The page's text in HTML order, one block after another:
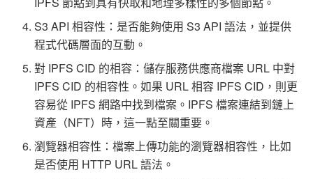
S3 API 相容性：是否能夠使用 S3 API 語法，並提供
程式代碼層面的互動。
對 IPFS CID 的相容：儲存服務供應商檔案 URL 中對
IPFS CID 的相容性。如果 URL 相容 IPFS CID，則更
容易從 IPFS 網路中找到檔案。IPFS 檔案連結到鏈上
資產（NFT）時，這一點至關重要。
瀏覽器相容性：檔案上傳功能的瀏覽器相容性，比如
是否使用 HTTP URL 語法。